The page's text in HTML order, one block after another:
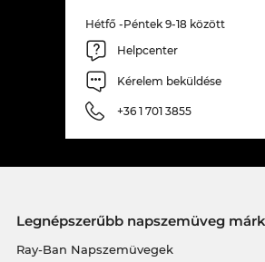
Hétfő -Péntek 9-18 között
Helpcenter
Kérelem beküldése
+36 1 701 3855
Legnépszerűbb napszemüveg
Ray-Ban Napszemüvegek